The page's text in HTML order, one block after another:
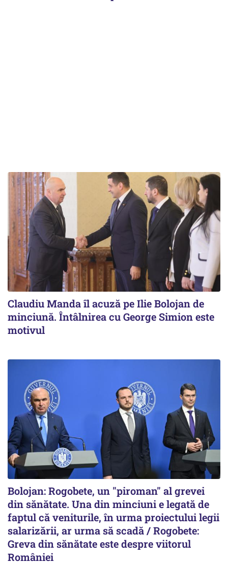
Claudiu Manda îl acuză pe Ilie Bolojan de
minciună. Întâlnirea cu George Simion este
motivul
Bolojan: Rogobete, un "piroman" al grevei
din sănătate. Una din minciuni e legată de
faptul că veniturile, în urma proiectului legii
salarizării, ar urma să scadă / Rogobete:
Greva din sănătate este despre viitorul
României